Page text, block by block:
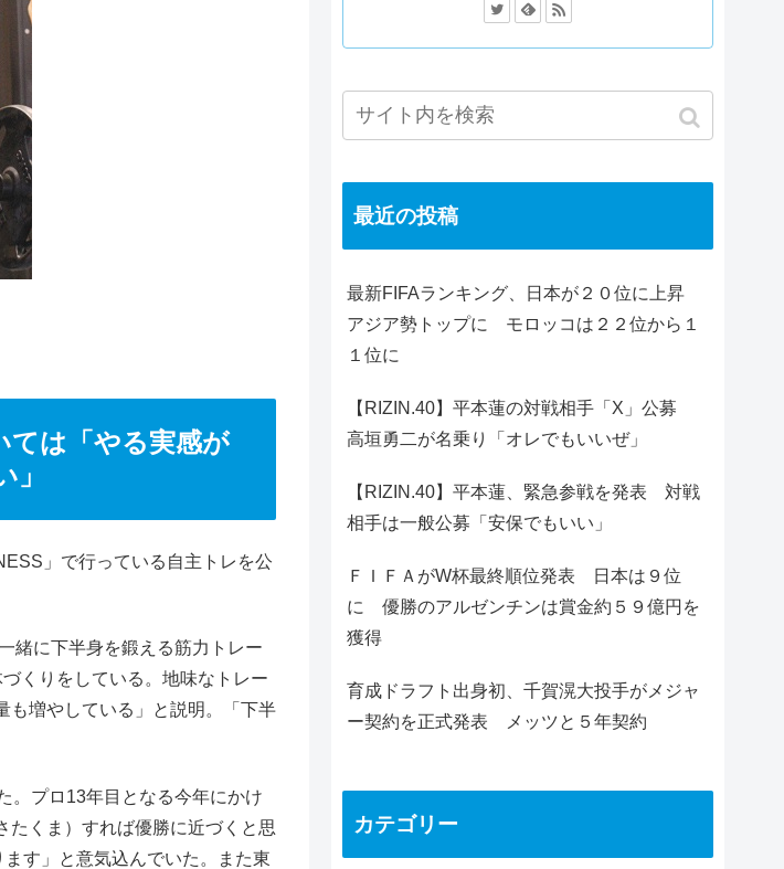
ては「やる実感が
」で行っている自主トレを公
緒に下半身を鍛える筋力トレー
くりをしている。地味なトレー
も増やしている」と説明。「下半
。プロ13年目となる今年にかけ
たくま）すれば優勝に近づくと思
す」と意気込んでいた。また東
最近の投稿
最新FIFAランキング、日本が２０位に上昇
アジア勢トップに モロッコは２２位から１
１位に
【RIZIN.40】平本蓮の対戦相手「X」公募
高垣勇二が名乗り「オレでもいいぜ」
【RIZIN.40】平本蓮、緊急参戦を発表 対戦
相手は一般公募「安保でもいい」
ＦＩＦＡがW杯最終順位発表 日本は９位
に 優勝のアルゼンチンは賞金約５９億円を
獲得
育成ドラフト出身初、千賀滉大投手がメジャ
ー契約を正式発表 メッツと５年契約
カテゴリー